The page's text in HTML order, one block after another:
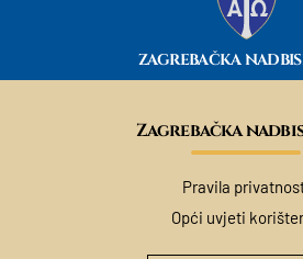
ZAGREBAČKA
Zagrebačka
Pravila
Opći uvjeti